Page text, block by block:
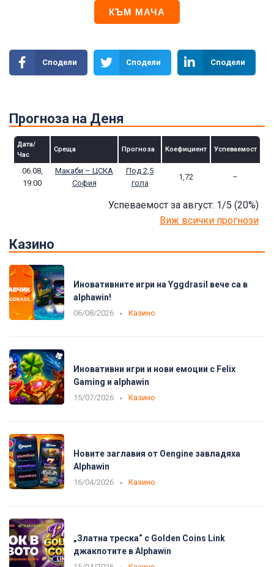
КЪМ МАЧА
Сподели Сподели Сподели
Прогноза на Деня
Дата/
Час
Среща Прогноза Коефициент Успеваемост
06.08,
19:00
Макаби – ЦСКА
София
Под 2,5
гола
1,72 –
Успеваемост за август: 1/5 (20%)
Виж всички прогнози
Казино
Иновативните игри на Yggdrasil вече са в
alphawin!
06/08/2026 Казино
Иновативни игри и нови емоции с Felix
Gaming и alphawin
15/07/2026 Казино
Новите заглавия от Oengine завладяха
Alphawin
16/04/2026 Казино
„Златна треска“ с Golden Coins Link
джакпотите в Alphawin